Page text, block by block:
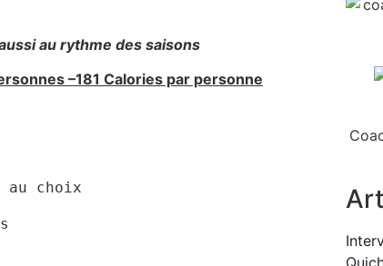
au rythme des saisons
–181 Calories par personne
au choix